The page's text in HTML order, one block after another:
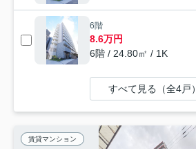
6階
8.6万円
6階 / 24.80㎡ / 1K
すべて見る（全4戸）
賃貸マンション